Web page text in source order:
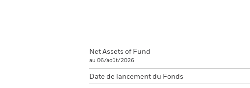
Net Assets of Fund
au 06/août/2026
Date de lancement du Fonds